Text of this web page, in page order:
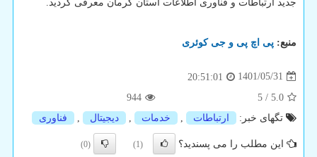
جدید ارتباطات و فناوری اطلاعات استان کرمان معرفی گردید.
منبع: پی اچ پی و جی كوئری
1401/05/31
20:51:01
5.0
/
5
944
تگهای خبر:
ارتباطات , خدمات , دیجیتال , فناوری
این مطلب را می پسندید؟ (1)
(0)